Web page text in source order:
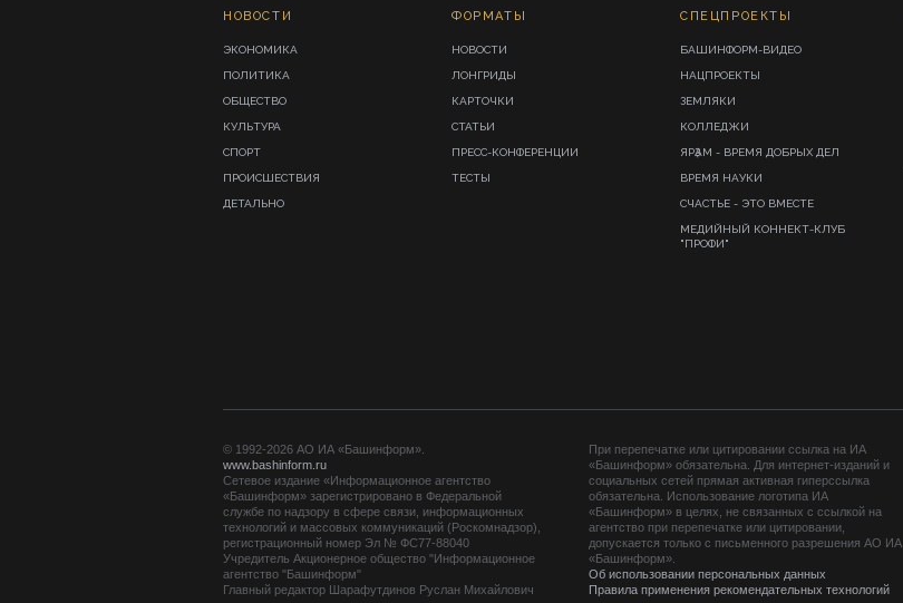
НОВОСТИ
ЭКОНОМИКА
ПОЛИТИКА
ОБЩЕСТВО
КУЛЬТУРА
СПОРТ
ПРОИСШЕСТВИЯ
ДЕТАЛЬНО
ФОРМАТЫ
НОВОСТИ
ЛОНГРИДЫ
КАРТОЧКИ
СТАТЬИ
ПРЕСС-КОНФЕРЕНЦИИ
ТЕСТЫ
СПЕЦПРОЕКТЫ
БАШИНФОРМ-ВИДЕО
НАЦПРОЕКТЫ
ЗЕМЛЯКИ
КОЛЛЕДЖИ
ЯРҘАМ - ВРЕМЯ ДОБРЫХ ДЕЛ
ВРЕМЯ НАУКИ
СЧАСТЬЕ - ЭТО ВМЕСТЕ
МЕДИЙНЫЙ КОННЕКТ-КЛУБ
"ПРОФИ"
© 1992-2026 АО ИА «Башинформ».
www.bashinform.ru
Сетевое издание «Информационное агентство
«Башинформ» зарегистрировано в Федеральной
службе по надзору в сфере связи, информационных
технологий и массовых коммуникаций (Роскомнадзор),
регистрационный номер Эл № ФС77-88040
Учредитель Акционерное общество "Информационное
агентство "Башинформ"
Главный редактор Шарафутдинов Руслан Михайлович
При перепечатке или цитировании ссылка на ИА
«Башинформ» обязательна. Для интернет-изданий и
социальных сетей прямая активная гиперссылка
обязательна. Использование логотипа ИА
«Башинформ» в целях, не связанных с ссылкой на
агентство при перепечатке или цитировании,
допускается только с письменного разрешения АО ИА
«Башинформ».
Об использовании персональных данных
Правила применения рекомендательных технологий